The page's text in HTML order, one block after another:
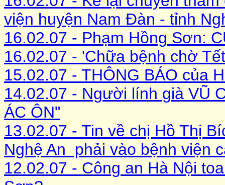
viện huyện Nam Đàn - tỉnh
16.02.07 - Phạm Hồng Sơn:
16.02.07 - 'Chữa bệnh chờ
15.02.07 - THÔNG BÁO của
14.02.07 - Người lính già VŨ
ÁC ÔN"
13.02.07 - Tin về chị Hồ Thị
Nghệ An phải vào bệnh viện
12.02.07 - Công an Hà Nội